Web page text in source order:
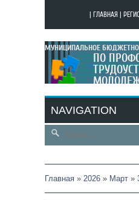
ГЛАВНАЯ
МУНИЦИПАЛЬНОЕ
ПО
NAVIGATION
Главная » 2026 » Март »